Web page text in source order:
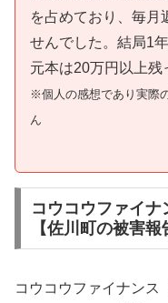
を占めており、毎月
せんでした。結局1
元本は20万円以上残
※個人の感想であり実際
ん
コウコウファイ
【佐川町の被害報
コウコウファイナンス